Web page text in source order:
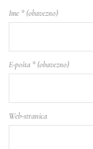
Ime * (obavezno)
E-pošta * (obavezno)
Web-stranica